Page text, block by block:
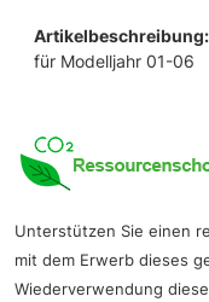
Artikelbeschreibung:
für Modelljahr 01-06
Unterstützen Sie einen
mit dem Erwerb dieses
Wiederverwendung